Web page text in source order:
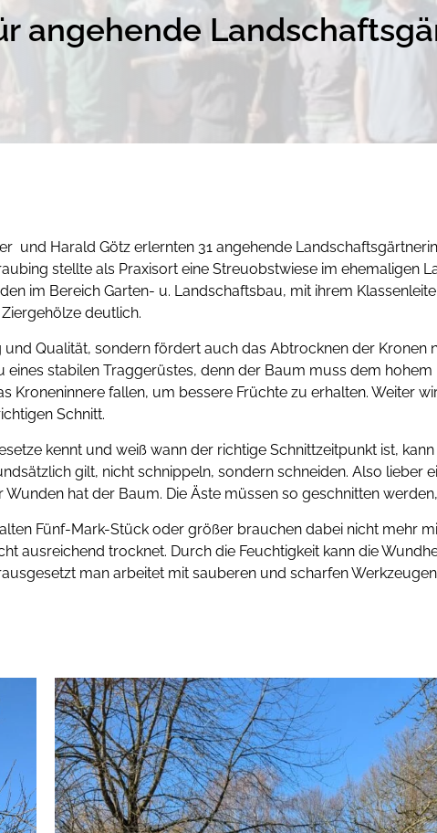
angehende
und Harald Götz erlernten 31 angehende
stellte als Praxisort eine Streuobstwiese im ehemaligen
im Bereich Garten- u. Landschaftsbau, mit ihrem
deutlich.
Qualität, sondern fördert auch das Abtrocknen der Kronen
eines stabilen Traggerüstes, denn der Baum muss dem
Kroneninnere fallen, um bessere Früchte zu erhalten. Weiter
Schnitt.
kennt und weiß wann der richtige Schnittzeitpunkt ist,
gilt, nicht schnippeln, sondern schneiden. Also lieber
hat der Baum. Die Äste müssen so geschnitten
Fünf-Mark-Stück oder größer brauchen dabei nicht mehr
ausreichend trocknet. Durch die Feuchtigkeit kann die
man arbeitet mit sauberen und scharfen